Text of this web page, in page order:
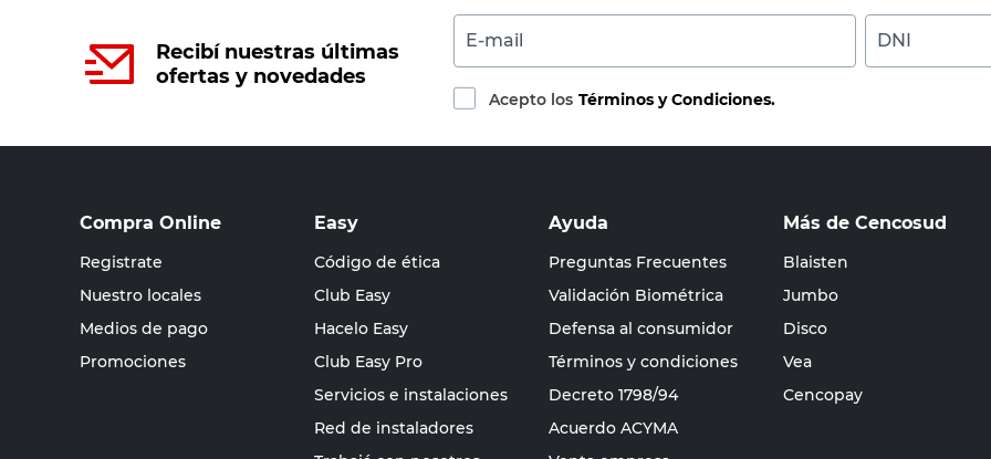
Recibí nuestras últimas
ofertas y novedades
E-mail DNI
Acepto los Términos y Condiciones.
Compra Online
Registrate
Nuestro locales
Medios de pago
Promociones
Easy
Código de ética
Club Easy
Hacelo Easy
Club Easy Pro
Servicios e instalaciones
Red de instaladores
Ayuda
Preguntas Frecuentes
Validación Biométrica
Defensa al consumidor
Términos y condiciones
Decreto 1798/94
Acuerdo ACYMA
Más de Cencosud
Blaisten
Jumbo
Disco
Vea
Cencopay